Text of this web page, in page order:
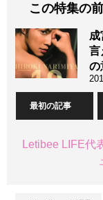
この特集の
成
言
の
最初の記事
Letibee LIFE代